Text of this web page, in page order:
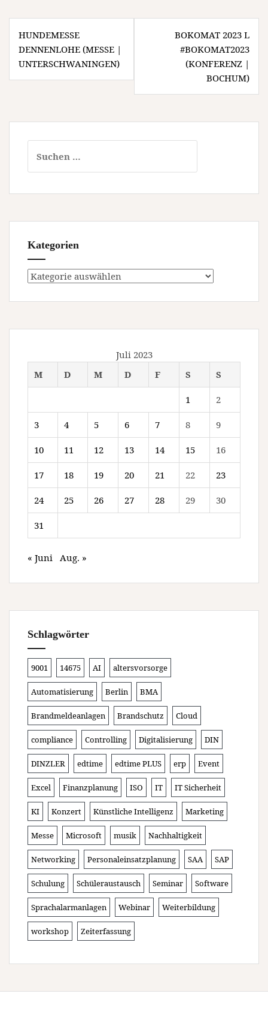
Beitragsnavigation
HUNDEMESSE
DENNENLOHE (MESSE |
UNTERSCHWANINGEN)
BOKOMAT 2023 L
#BOKOMAT2023
(KONFERENZ |
BOCHUM)
nach:
Kategorien
Kategorien
Juli 2023
M
D M D F S S
1 2
3 4 5 6 7 8 9
10 11 12 13 14 15 16
17 18 19 20 21 22 23
24 25 26 27 28 29 30
31
« Juni Aug. »
Schlagwörter
9001 14675 AI altersvorsorge
Automatisierung Berlin BMA
Brandmeldeanlagen Brandschutz Cloud
compliance Controlling Digitalisierung DIN
DINZLER edtime edtime PLUS erp Event
Excel Finanzplanung ISO IT IT Sicherheit
KI Konzert Künstliche Intelligenz Marketing
Messe Microsoft musik Nachhaltigkeit
Networking Personaleinsatzplanung SAA SAP
Schulung Schüleraustausch Seminar Software
Sprachalarmanlagen Webinar Weiterbildung
workshop Zeiterfassung